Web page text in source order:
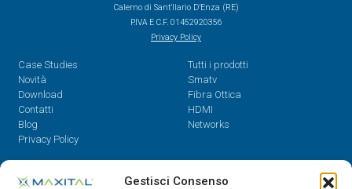
Gestisci Consenso
Calerno di Sant’Ilario D’Enza (RE)
P.IVA E C.F. 01452920356
Privacy Policy
Case Studies
Novità
Download
Contatti
Blog
Privacy Policy
Tutti i prodotti
Smatv
Fibra Ottica
HDMI
Networks
Contatti